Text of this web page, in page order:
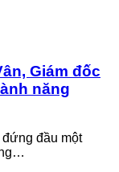
Giám đốc
năng
đầu một